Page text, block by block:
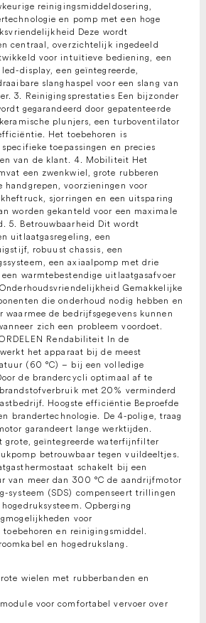
reinigingsmiddeldosering,
en pomp met een hoge
Deze wordt
centraal, overzichtelijk ingedeeld
voor intuïtieve bediening, een
display, een geïntegreerde,
slanghaspel voor een slang van
3. Reinigingsprestaties Een bijzonder
gegarandeerd door gepatenteerde
plunjers, een turboventilator
Het toebehoren is
toepassingen en precies
van de klant. 4. Mobiliteit Het
een zwenkwiel, grote rubberen
handgrepen, voorzieningen voor
sjorringen en een uitsparing
worden gekanteld voor een maximale
5. Betrouwbaarheid Dit wordt
uitlaatgasregeling, een
robuust chassis, een
een axiaalpomp met drie
warmtebestendige uitlaatgasafvoer
Gemakkelijke
die onderhoud nodig hebben en
waarmee de bedrijfsgegevens kunnen
zich een probleem voordoet.
Rendabiliteit In de
het apparaat bij de meest
(60 °C) – bij een volledige
de brandercycli optimaal af te
met 20% verminderd
Hoogste efficiëntie Beproefde
brandertechnologie. De 4-polige, traag
garandeert lange werktijden.
grote, geïntegreerde waterfijnfilter
betrouwbaar tegen vuildeeltjes.
schakelt bij een
van meer dan 300 °C de aandrijfmotor
systeem (SDS) compenseert trillingen
Opberging
voor
en reinigingsmiddel.
en hogedrukslang.
wielen met rubberbanden en
voor comfortabel vervoer over